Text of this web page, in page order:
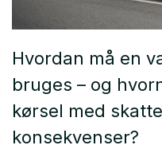
Hvordan må en
bruges – og
kørsel med
konsekvenser?